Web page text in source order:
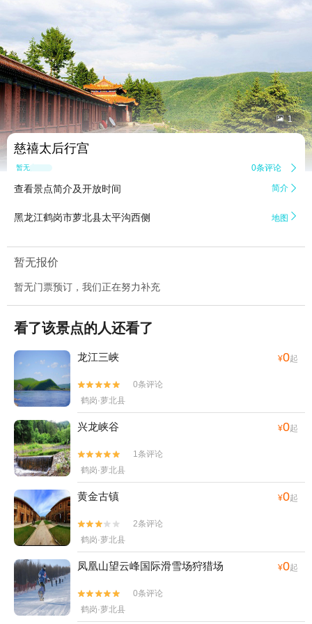
 1
慈禧太后行宫
暂无点评 0条评论 
查看景点简介及开放时间 简介 
黑龙江鹤岗市萝北县太平沟西侧 地图 
暂无报价
暂无门票预订，我们正在努力补充
看了该景点的人还看了
龙江三峡 ¥0起


0条评论
鹤岗·萝北县
兴龙峡谷 ¥0起


1条评论
鹤岗·萝北县
黄金古镇 ¥0起


2条评论
鹤岗·萝北县
凤凰山望云峰国际滑雪场狩猎场 ¥0起


0条评论
鹤岗·萝北县